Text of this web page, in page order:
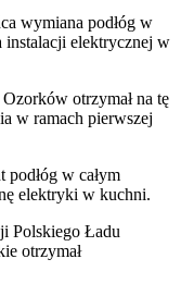
wymiana podłóg w
instalacji elektrycznej w
otrzymał na tę
w ramach pierwszej
podłóg w całym
elektryki w kuchni.
Polskiego Ładu
otrzymał